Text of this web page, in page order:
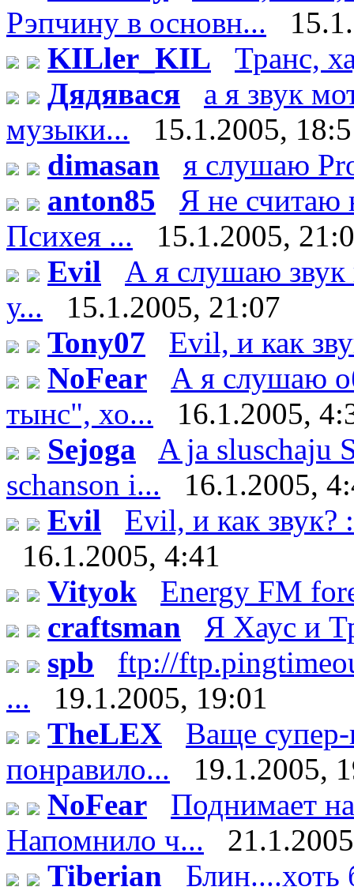
Рэпчину в основн...
KILler_KIL
Транс,
Дядявася
а я звук
музыки...
15.1.2005,
dimasan
я слушаю
anton85
Я не считаю
Психея ...
15.1.2005,
Evil
А я слушаю
у...
15.1.2005, 21:07
Tony07
Evil, и как
NoFear
А я слушаю
тынс", хо...
16.1.2005,
Sejoga
A ja sluschaju
schanson i...
16.1.2005,
Evil
Evil, и как
16.1.2005, 4:41
Vityok
Energy FM
craftsman
Я Хаус и
spb
ftp://
...
19.1.2005, 19:01
TheLEX
Ваще
понравило...
19.1.2005,
NoFear
Поднимает
Напомнило ч...
Tiberian
Блин....хоть